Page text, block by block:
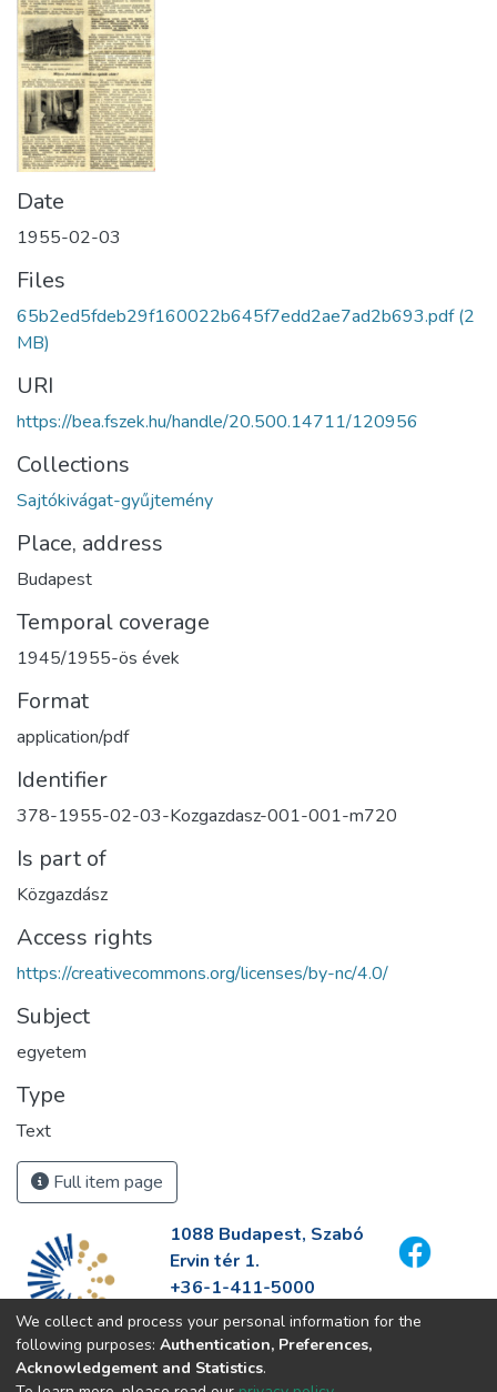
Date
1955-02-03
Files
65b2ed5fdeb29f160022b645f7edd2ae7ad2b693.pdf(2
MB)
URI
https://bea.fszek.hu/handle/20.500.14711/120956
Collections
Sajtókivágat-gyűjtemény
Place, address
Budapest
Temporal coverage
1945/1955-ös évek
Format
application/pdf
Identifier
378-1955-02-03-Kozgazdasz-001-001-m720
Is part of
Közgazdász
Access rights
https://creativecommons.org/licenses/by-nc/4.0/
Subject
egyetem
Type
Text
Full item page
1088 Budapest, Szabó
Ervin tér 1.
+36-1-411-5000
info@fszek.hu
https://fszek.hu
We collect and process your personal information for the
following purposes: Authentication, Preferences,
Acknowledgement and Statistics.